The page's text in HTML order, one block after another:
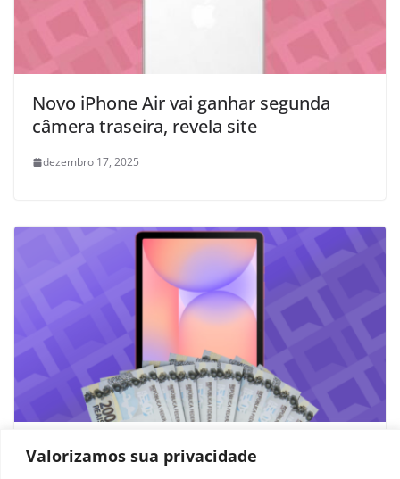
Valorizamos sua privacidade
Novo iPhone Air vai ganhar segunda
câmera traseira, revela site
dezembro 17, 2025
Quanto vale a pena pagar no Galaxy Tab